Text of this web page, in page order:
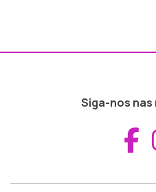
Siga-nos